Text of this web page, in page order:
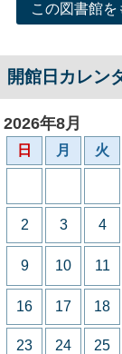
この図書館
開館日カレン
2026年8月
日 月 火
2 3 4
9 10 11
16 17 18
23 24 25